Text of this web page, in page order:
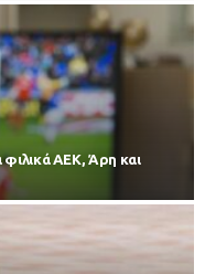
φιλικά ΑΕΚ, Άρη και